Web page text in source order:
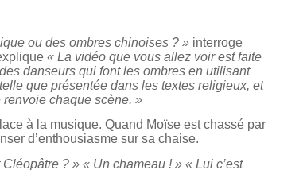
ou des ombres chinoises ? » interroge
« La vidéo que vous allez voir est faite
danseurs qui font les ombres en utilisant
que présentée dans les textes religieux, et
chaque scène. »
à la musique. Quand Moïse est chassé par
d’enthousiasme sur sa chaise.
Cléopâtre ? » « Un chameau ! » « Lui c’est